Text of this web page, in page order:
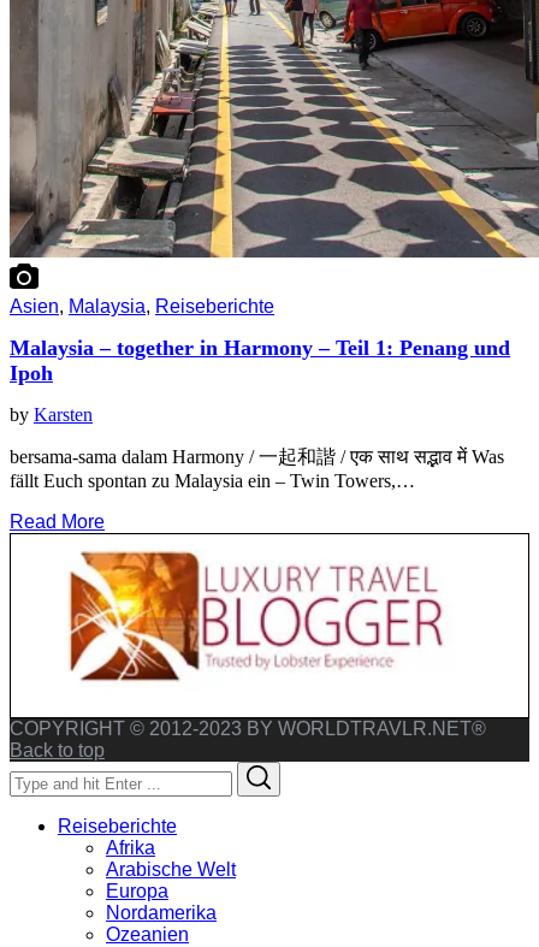
Asien, Malaysia, Reiseberichte
Malaysia – together in Harmony – Teil 1: Penang und
Ipoh
by Karsten
bersama-sama dalam Harmony / 一起和諧 / एक साथ सद्भाव में Was
fällt Euch spontan zu Malaysia ein – Twin Towers,…
Read More
COPYRIGHT © 2012-2023 BY WORLDTRAVLR.NET®
Back to top
Search
for:
Reiseberichte
Afrika
Arabische Welt
Europa
Nordamerika
Ozeanien